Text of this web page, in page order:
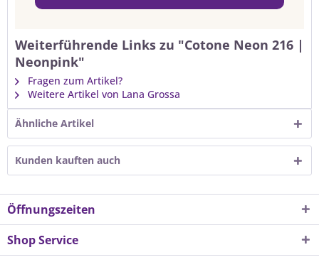
Weiterführende Links zu "Cotone Neon 216 |
Neonpink"
Fragen zum Artikel?
Weitere Artikel von Lana Grossa
Ähnliche Artikel
Kunden kauften auch
Öffnungszeiten
Shop Service